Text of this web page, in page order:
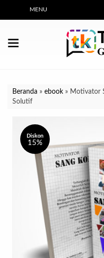
MENU
Beranda » ebook » Motivator
Solutif
Diskon
15%